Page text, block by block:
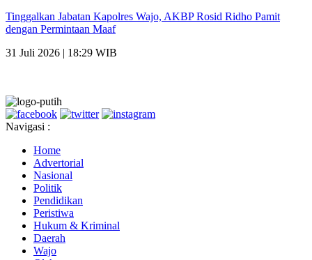
Tinggalkan Jabatan Kapolres Wajo, AKBP Rosid Ridho Pamit
dengan Permintaan Maaf
31 Juli 2026 | 18:29 WIB
Navigasi :
Home
Advertorial
Nasional
Politik
Pendidikan
Peristiwa
Hukum & Kriminal
Daerah
Wajo